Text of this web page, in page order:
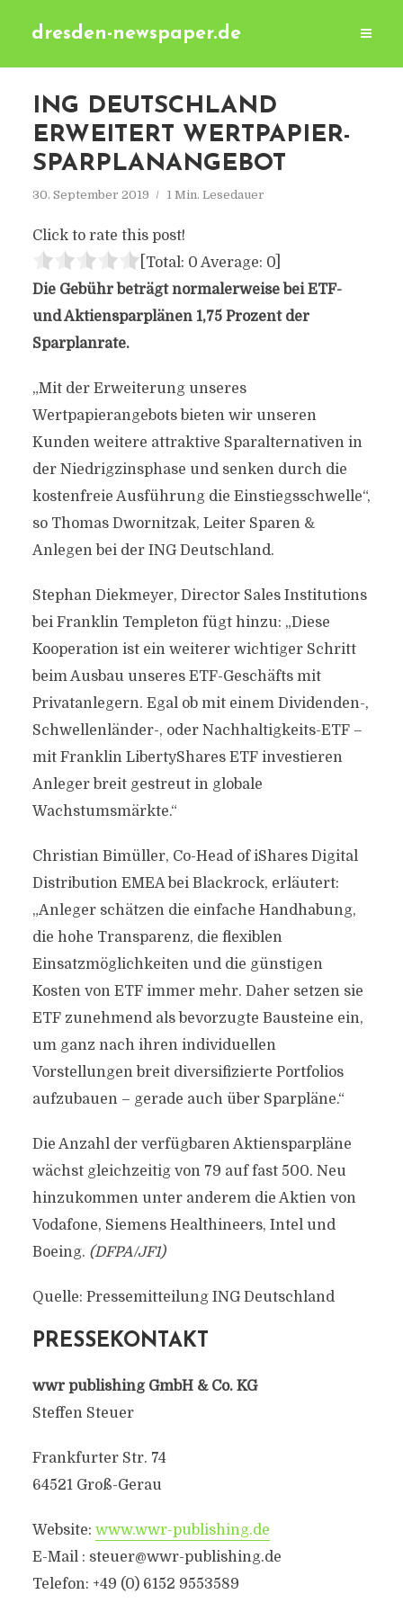
dresden-newspaper.de
ING DEUTSCHLAND
ERWEITERT WERTPAPIER-
SPARPLANANGEBOT
30. September 2019 1 Min. Lesedauer
Click to rate this post!
[Total: 0 Average: 0]
Die Gebühr beträgt normalerweise bei ETF-
und Aktiensparplänen 1,75 Prozent der
Sparplanrate.
„Mit der Erweiterung unseres
Wertpapierangebots bieten wir unseren
Kunden weitere attraktive Sparalternativen in
der Niedrigzinsphase und senken durch die
kostenfreie Ausführung die Einstiegsschwelle“,
so Thomas Dwornitzak, Leiter Sparen &
Anlegen bei der ING Deutschland.
Stephan Diekmeyer, Director Sales Institutions
bei Franklin Templeton fügt hinzu: „Diese
Kooperation ist ein weiterer wichtiger Schritt
beim Ausbau unseres ETF-Geschäfts mit
Privatanlegern. Egal ob mit einem Dividenden-,
Schwellenländer-, oder Nachhaltigkeits-ETF –
mit Franklin LibertyShares ETF investieren
Anleger breit gestreut in globale
Wachstumsmärkte.“
Christian Bimüller, Co-Head of iShares Digital
Distribution EMEA bei Blackrock, erläutert:
„Anleger schätzen die einfache Handhabung,
die hohe Transparenz, die flexiblen
Einsatzmöglichkeiten und die günstigen
Kosten von ETF immer mehr. Daher setzen sie
ETF zunehmend als bevorzugte Bausteine ein,
um ganz nach ihren individuellen
Vorstellungen breit diversifizierte Portfolios
aufzubauen – gerade auch über Sparpläne.“
Die Anzahl der verfügbaren Aktiensparpläne
wächst gleichzeitig von 79 auf fast 500. Neu
hinzukommen unter anderem die Aktien von
Vodafone, Siemens Healthineers, Intel und
Boeing. (DFPA/JF1)
Quelle: Pressemitteilung ING Deutschland
PRESSEKONTAKT
wwr publishing GmbH & Co. KG
Steffen Steuer
Frankfurter Str. 74
64521 Groß-Gerau
Website: www.wwr-publishing.de
E-Mail : steuer@wwr-publishing.de
Telefon: +49 (0) 6152 9553589